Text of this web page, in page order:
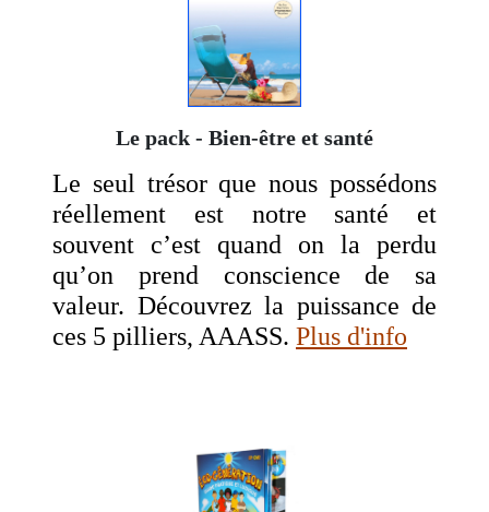
Le pack - Bien-être et santé
Le seul trésor que nous possédons
réellement est notre santé et
souvent c’est quand on la perdu
qu’on prend conscience de sa
valeur. Découvrez la puissance de
ces 5 pilliers, AAASS. Plus d'info